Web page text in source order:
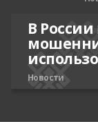
В
Новости